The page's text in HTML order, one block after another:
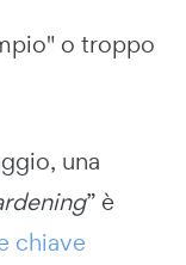
o troppo
una
” è
chiave